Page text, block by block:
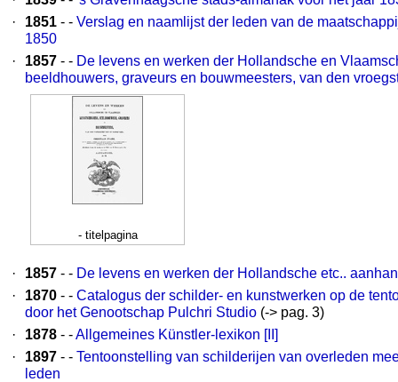
·
1851 - - Verslag en naamlijst der leden van de
1850
·
1857 - - De levens en werken der Hollandsche en
beeldhouwers, graveurs en bouwmeesters, van den
- titelpagina
· 1857 - - De levens en werken der Hollandsche etc..
·
1870 - - Catalogus der schilder- en kunstwerken op de
door het Genootschap Pulchri Studio (-> pag. 3)
·
1878 - -Allgemeines Künstler-lexikon [II]
·
1897 - - Tentoonstelling van schilderijen van overleden
leden